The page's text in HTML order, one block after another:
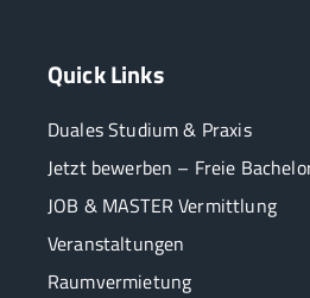
Quick Links
Duales Studium & Praxis
Jetzt bewerben – Freie
JOB & MASTER Vermittlung
Veranstaltungen
Raumvermietung